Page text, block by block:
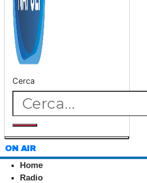
Cerca
ON AIR
Home
Radio